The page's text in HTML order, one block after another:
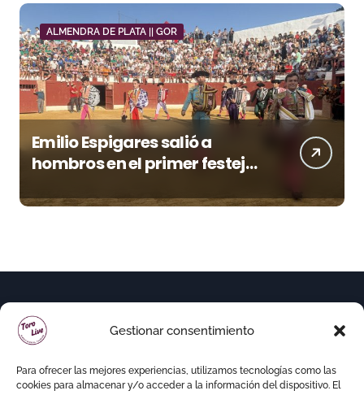
Gestionar consentimiento
Para ofrecer las mejores experiencias, utilizamos tecnologías como las
cookies para almacenar y/o acceder a la información del dispositivo. El
ALMENDRA DE PLATA || GOR
Emilio Espigares salió a
hombros en el primer festejo
la Feria de Gor